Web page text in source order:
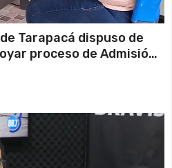
Tarapacá dispuso de
proceso de Admisión